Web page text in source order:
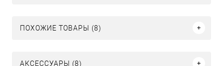
ПОХОЖИЕ ТОВАРЫ (8)
АКСЕССУАРЫ (8)